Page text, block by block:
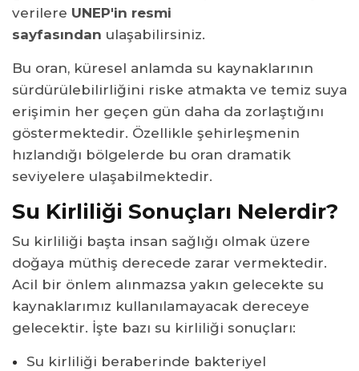
verilere UNEP'in resmi
sayfasından ulaşabilirsiniz.
Bu oran, küresel anlamda su kaynaklarının
sürdürülebilirliğini riske atmakta ve temiz suya
erişimin her geçen gün daha da zorlaştığını
göstermektedir. Özellikle şehirleşmenin
hızlandığı bölgelerde bu oran dramatik
seviyelere ulaşabilmektedir.
Su Kirliliği Sonuçları Nelerdir?
Su kirliliği başta insan sağlığı olmak üzere
doğaya müthiş derecede zarar vermektedir.
Acil bir önlem alınmazsa yakın gelecekte su
kaynaklarımız kullanılamayacak dereceye
gelecektir. İşte bazı su kirliliği sonuçları:
Su kirliliği beraberinde bakteriyel